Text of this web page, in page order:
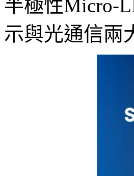
半極性Micro-
示與光通信兩